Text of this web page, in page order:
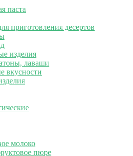
паста
приготовления десертов
изделия
лаваши
вкусности
молоко
пюре